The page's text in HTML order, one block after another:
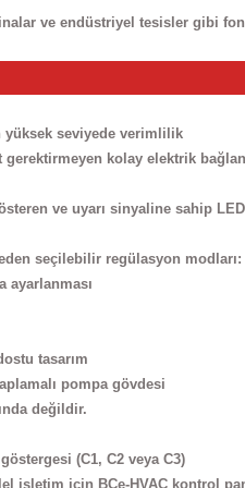
ve endüstriyel tesisler gibi
yüksek seviyede verimlilik
kolay elektrik
ve uyarı sinyaline sahip
seçilebilir regülasyon
ayarlanması
tasarım
pompa gövdesi
değildir.
(C1, C2 veya C3)
işletim için BCe-HVAC kontrol